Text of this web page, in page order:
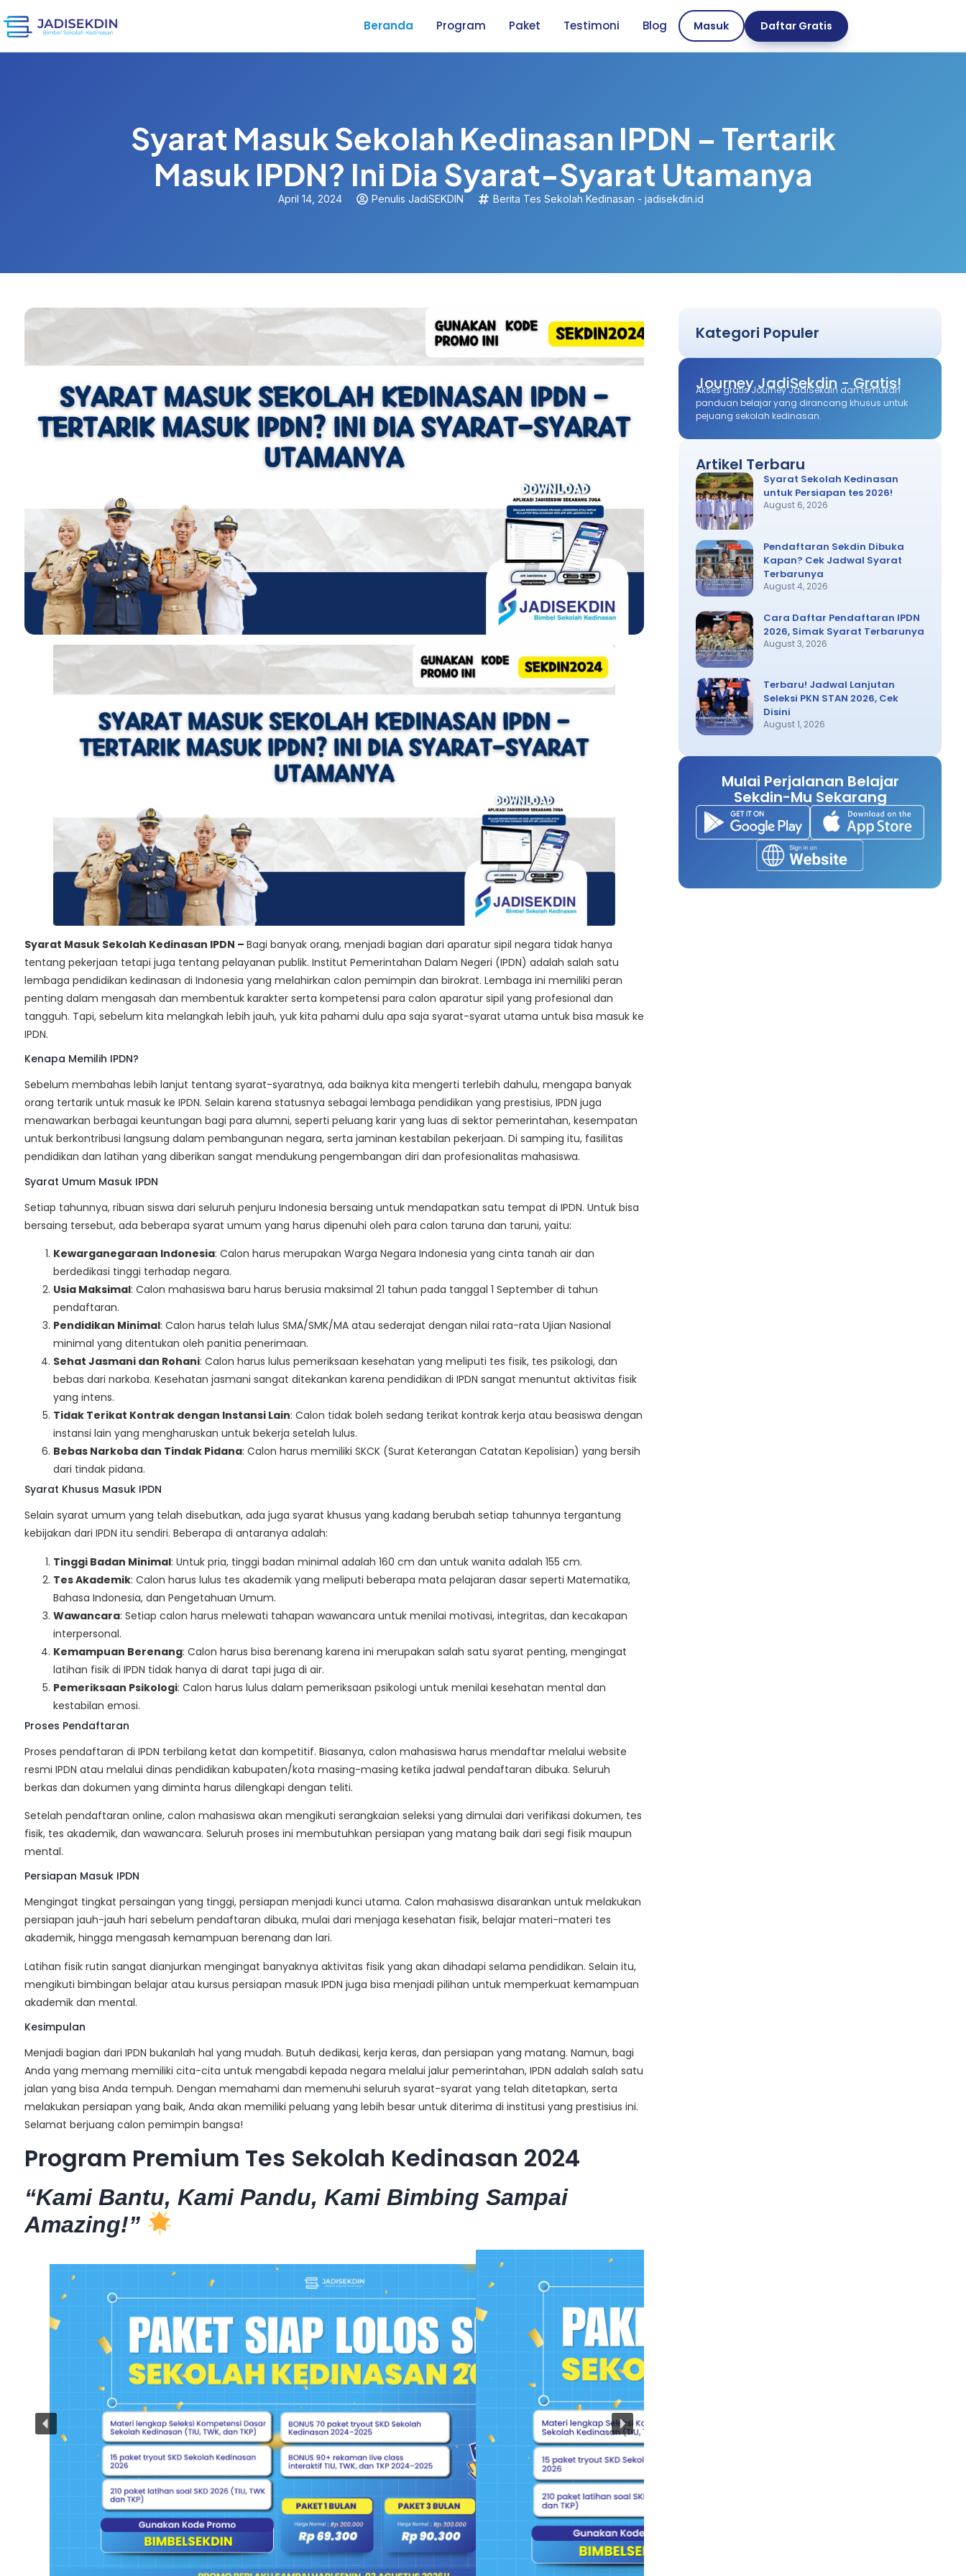
Beranda Program Paket Testimoni Blog Masuk Daftar Gratis
Syarat Masuk Sekolah Kedinasan IPDN – Tertarik
Masuk IPDN? Ini Dia Syarat-Syarat Utamanya
April 14, 2024 Penulis JadiSEKDIN Berita Tes Sekolah Kedinasan - jadisekdin.id
Syarat Masuk Sekolah Kedinasan IPDN – Bagi banyak orang, menjadi bagian dari aparatur sipil negara tidak hanya
tentang pekerjaan tetapi juga tentang pelayanan publik. Institut Pemerintahan Dalam Negeri (IPDN) adalah salah satu
lembaga pendidikan kedinasan di Indonesia yang melahirkan calon pemimpin dan birokrat. Lembaga ini memiliki peran
penting dalam mengasah dan membentuk karakter serta kompetensi para calon aparatur sipil yang profesional dan
tangguh. Tapi, sebelum kita melangkah lebih jauh, yuk kita pahami dulu apa saja syarat-syarat utama untuk bisa masuk ke
IPDN.
Kenapa Memilih IPDN?
Sebelum membahas lebih lanjut tentang syarat-syaratnya, ada baiknya kita mengerti terlebih dahulu, mengapa banyak
orang tertarik untuk masuk ke IPDN. Selain karena statusnya sebagai lembaga pendidikan yang prestisius, IPDN juga
menawarkan berbagai keuntungan bagi para alumni, seperti peluang karir yang luas di sektor pemerintahan, kesempatan
untuk berkontribusi langsung dalam pembangunan negara, serta jaminan kestabilan pekerjaan. Di samping itu, fasilitas
pendidikan dan latihan yang diberikan sangat mendukung pengembangan diri dan profesionalitas mahasiswa.
Syarat Umum Masuk IPDN
Setiap tahunnya, ribuan siswa dari seluruh penjuru Indonesia bersaing untuk mendapatkan satu tempat di IPDN. Untuk bisa
bersaing tersebut, ada beberapa syarat umum yang harus dipenuhi oleh para calon taruna dan taruni, yaitu:
Kewarganegaraan Indonesia: Calon harus merupakan Warga Negara Indonesia yang cinta tanah air dan
berdedikasi tinggi terhadap negara.
Usia Maksimal: Calon mahasiswa baru harus berusia maksimal 21 tahun pada tanggal 1 September di tahun
pendaftaran.
Pendidikan Minimal: Calon harus telah lulus SMA/SMK/MA atau sederajat dengan nilai rata-rata Ujian Nasional
minimal yang ditentukan oleh panitia penerimaan.
Sehat Jasmani dan Rohani: Calon harus lulus pemeriksaan kesehatan yang meliputi tes fisik, tes psikologi, dan
bebas dari narkoba. Kesehatan jasmani sangat ditekankan karena pendidikan di IPDN sangat menuntut aktivitas fisik
yang intens.
Tidak Terikat Kontrak dengan Instansi Lain: Calon tidak boleh sedang terikat kontrak kerja atau beasiswa dengan
instansi lain yang mengharuskan untuk bekerja setelah lulus.
Bebas Narkoba dan Tindak Pidana: Calon harus memiliki SKCK (Surat Keterangan Catatan Kepolisian) yang bersih
dari tindak pidana.
Syarat Khusus Masuk IPDN
Selain syarat umum yang telah disebutkan, ada juga syarat khusus yang kadang berubah setiap tahunnya tergantung
kebijakan dari IPDN itu sendiri. Beberapa di antaranya adalah:
Tinggi Badan Minimal: Untuk pria, tinggi badan minimal adalah 160 cm dan untuk wanita adalah 155 cm.
Tes Akademik: Calon harus lulus tes akademik yang meliputi beberapa mata pelajaran dasar seperti Matematika,
Bahasa Indonesia, dan Pengetahuan Umum.
Wawancara: Setiap calon harus melewati tahapan wawancara untuk menilai motivasi, integritas, dan kecakapan
interpersonal.
Kemampuan Berenang: Calon harus bisa berenang karena ini merupakan salah satu syarat penting, mengingat
latihan fisik di IPDN tidak hanya di darat tapi juga di air.
Pemeriksaan Psikologi: Calon harus lulus dalam pemeriksaan psikologi untuk menilai kesehatan mental dan
kestabilan emosi.
Proses Pendaftaran
Proses pendaftaran di IPDN terbilang ketat dan kompetitif. Biasanya, calon mahasiswa harus mendaftar melalui website
resmi IPDN atau melalui dinas pendidikan kabupaten/kota masing-masing ketika jadwal pendaftaran dibuka. Seluruh
berkas dan dokumen yang diminta harus dilengkapi dengan teliti.
Setelah pendaftaran online, calon mahasiswa akan mengikuti serangkaian seleksi yang dimulai dari verifikasi dokumen, tes
fisik, tes akademik, dan wawancara. Seluruh proses ini membutuhkan persiapan yang matang baik dari segi fisik maupun
mental.
Persiapan Masuk IPDN
Mengingat tingkat persaingan yang tinggi, persiapan menjadi kunci utama. Calon mahasiswa disarankan untuk melakukan
persiapan jauh-jauh hari sebelum pendaftaran dibuka, mulai dari menjaga kesehatan fisik, belajar materi-materi tes
akademik, hingga mengasah kemampuan berenang dan lari.
Latihan fisik rutin sangat dianjurkan mengingat banyaknya aktivitas fisik yang akan dihadapi selama pendidikan. Selain itu,
mengikuti bimbingan belajar atau kursus persiapan masuk IPDN juga bisa menjadi pilihan untuk memperkuat kemampuan
akademik dan mental.
Kesimpulan
Menjadi bagian dari IPDN bukanlah hal yang mudah. Butuh dedikasi, kerja keras, dan persiapan yang matang. Namun, bagi
Anda yang memang memiliki cita-cita untuk mengabdi kepada negara melalui jalur pemerintahan, IPDN adalah salah satu
jalan yang bisa Anda tempuh. Dengan memahami dan memenuhi seluruh syarat-syarat yang telah ditetapkan, serta
melakukan persiapan yang baik, Anda akan memiliki peluang yang lebih besar untuk diterima di institusi yang prestisius ini.
Selamat berjuang calon pemimpin bangsa!
Program Premium Tes Sekolah Kedinasan 2024
“Kami Bantu, Kami Pandu, Kami Bimbing Sampai
Amazing!”
Kategori Populer
Journey JadiSekdin - Gratis!
Akses gratis Journey JadiSekdin dan temukan
panduan belajar yang dirancang khusus untuk
pejuang sekolah kedinasan.
Artikel Terbaru
Syarat Sekolah Kedinasan
untuk Persiapan tes 2026!
August 6, 2026
Pendaftaran Sekdin Dibuka
Kapan? Cek Jadwal Syarat
Terbarunya
August 4, 2026
Cara Daftar Pendaftaran IPDN
2026, Simak Syarat Terbarunya
August 3, 2026
Terbaru! Jadwal Lanjutan
Seleksi PKN STAN 2026, Cek
Disini
August 1, 2026
Mulai Perjalanan Belajar
Sekdin-Mu Sekarang